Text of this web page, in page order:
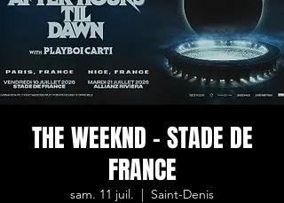
THE WEEKND - STADE DE
FRANCE
sam. 11 juil.
  |
Saint-Denis